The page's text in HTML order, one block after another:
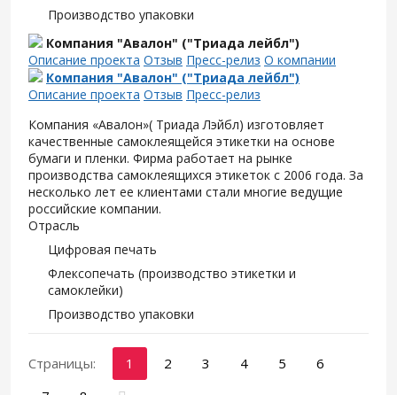
Производство упаковки
Компания "Авалон" ("Триада лейбл")
Описание проекта Отзыв Пресс-релиз О компании
Компания "Авалон" ("Триада лейбл")
Описание проекта Отзыв Пресс-релиз
Компания «Авалон»( Триада Лэйбл) изготовляет
качественные самоклеящейся этикетки на основе
бумаги и пленки. Фирма работает на рынке
производства самоклеящихся этикеток с 2006 года. За
несколько лет ее клиентами стали многие ведущие
российские компании.
Отрасль
Цифровая печать
Флексопечать (производство этикетки и
самоклейки)
Производство упаковки
Страницы: 1 2 3 4 5
6